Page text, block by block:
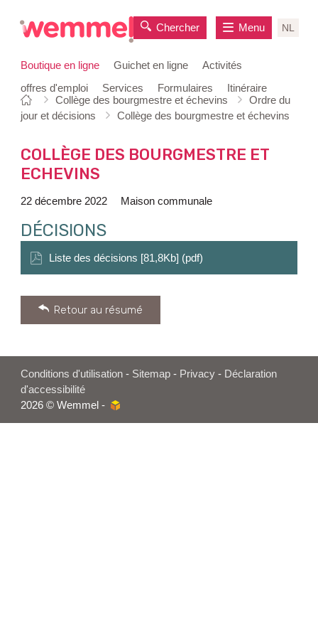
au
Boutique en ligne Guichet en ligne
Activités
offres d'emploi
Services Formulaires Itinéraire
Chercher NL
Menu
Vous
êtes
Page
de
Collège des bourgmestre et échevins
Ordre du
jour et décisions
Collège des bourgmestre et échevins
COLLÈGE DES BOURGMESTRE ET
ECHEVINS
22 décembre 2022 Maison communale
DÉCISIONS
Liste des décisions [81,8Kb] (pdf)
Retour au résumé
Conditions d'utilisation - Sitemap - Privacy - Déclaration
d'accessibilité
2026 © Wemmel -